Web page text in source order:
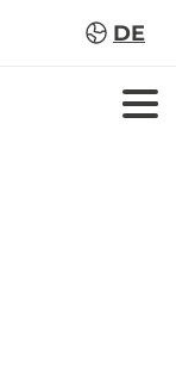
DE